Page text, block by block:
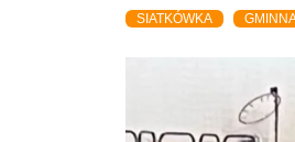
SIATKÓWKA